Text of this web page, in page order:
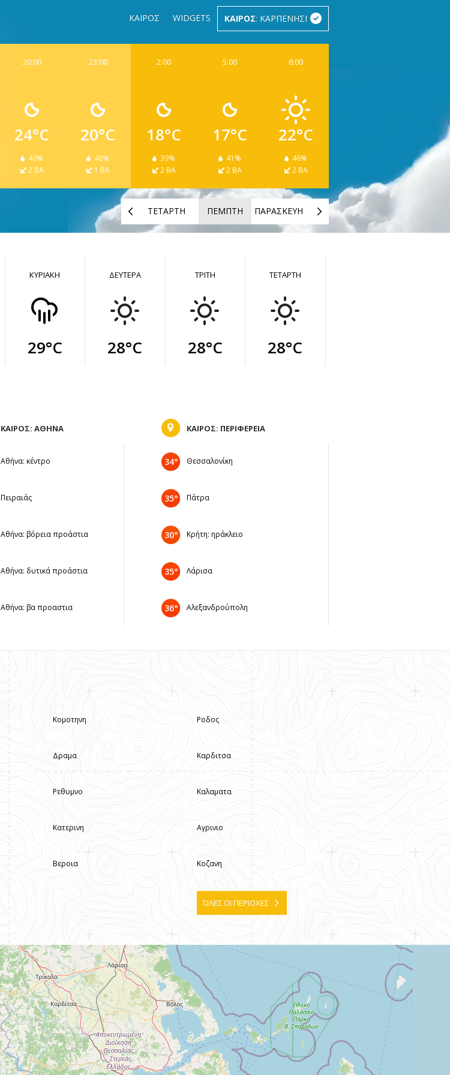
ΚΑΙΡΟΣ WIDGETS ΚΑΙΡΟΣ: ΚΑΡΠΕΝΗΣΙ
8:00
22°C
46%
2 ΒΑ
5:00
17°C
41%
2 ΒΑ
2:00
18°C
39%
2 ΒΑ
23:00
20°C
48%
1 ΒΑ
20:00
24°C
40%
2 ΒΑ
ΠΑΡΑΣΚΕΥΗ
ΠΕΜΠΤΗ
ΤΕΤΑΡΤΗ
ΚΥΡΙΑΚΗ
29°C
ΔΕΥΤΕΡΑ
28°C
ΤΡΙΤΗ
28°C
ΤΕΤΑΡΤΗ
28°C
ΚΑΙΡΟΣ: ΑΘΗΝΑ
Αθήνα: κέντρο
Πειραιάς
Αθήνα: βόρεια προάστια
Αθήνα: δυτικά προάστια
Αθήνα: βα προαστια
ΚΑΙΡΟΣ: ΠΕΡΙΦΕΡΕΙΑ
34° Θεσσαλονίκη
35° Πάτρα
30° Κρήτη: ηράκλειο
35° Λάρισα
36° Αλεξανδρούπολη
Κομοτηνη
Δραμα
Ρεθυμνο
Κατερινη
Βεροια
Ροδος
Καρδιτσα
Καλαματα
Αγρινιο
Κοζανη
ΌΛΕΣ ΟΙ ΠΕΡΙΟΧΕΣ